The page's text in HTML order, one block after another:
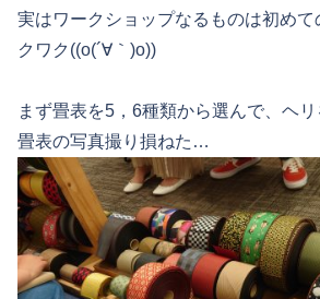
実はワークショップなるものは初めて
クワク((o(´∀｀)o))
まず畳表を5，6種類から選んで、ヘリ
畳表の写真撮り損ねた…